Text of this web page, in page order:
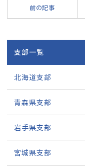
前の記事
支部一覧
北海道支部
青森県支部
岩手県支部
宮城県支部